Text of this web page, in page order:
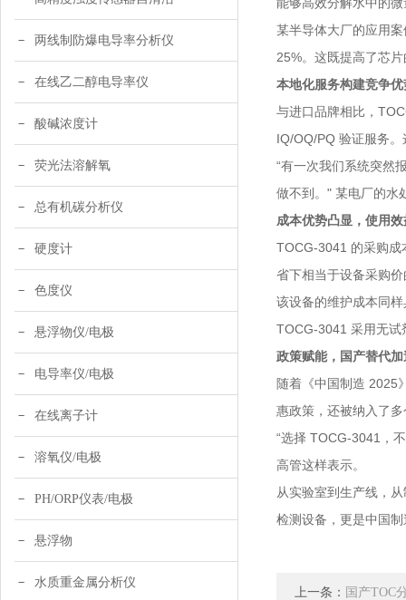
两线制防爆电导率分析仪
在线乙二醇电导率仪
酸碱浓度计
荧光法溶解氧
总有机碳分析仪
硬度计
色度仪
悬浮物仪/电极
电导率仪/电极
在线离子计
溶氧仪/电极
PH/ORP仪表/电极
悬浮物
水质重金属分析仪
某半导体大厂的应用
25%。这既提高了芯
本地化服务构建竞争优
与进口品牌相比，
IQ/OQ/PQ 验证服务
“有一次我们系统突然
做不到。" 某电厂的水
成本优势凸显，使用
TOCG-3041 的采购成
省下相当于设备采购
该设备的维护成本同
TOCG-3041 采用无试
政策赋能，国产替代
随着《中国制造 2025
惠政策，还被纳入了
“选择 TOCG-3041，
高管这样表示。
从实验室到生产线，
检测设备，更是中国
上一条： 国产TOC